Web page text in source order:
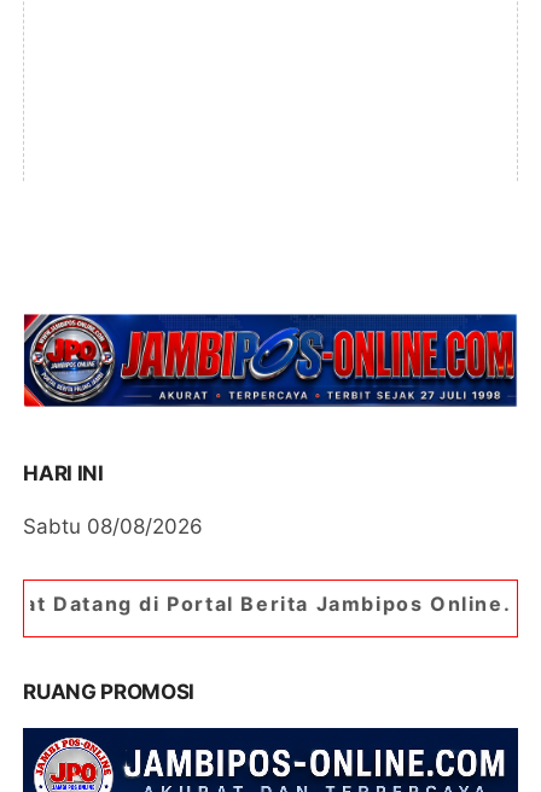
HARI INI
Sabtu 08/08/2026
Portal Berita Jambipos Online. Portal Berita
RUANG PROMOSI